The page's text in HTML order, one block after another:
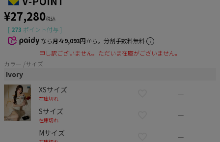
¥27,280税込
[ 273 ポイント付与 ]
なら月々9,093円から。分割手数料無料
申し訳ございません。ただいま在庫がございません。
カラー
サイズ
Ivory
XSサイズ
在庫切れ
—
Sサイズ
在庫切れ
—
Mサイズ
—